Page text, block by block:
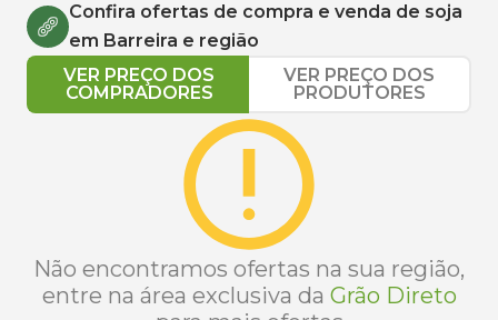
Confira ofertas de compra e venda de soja
em Barreira e região
VER PREÇO DOS
COMPRADORES
VER PREÇO DOS
PRODUTORES
Não encontramos ofertas na sua região,
entre na área exclusiva da Grão Direto